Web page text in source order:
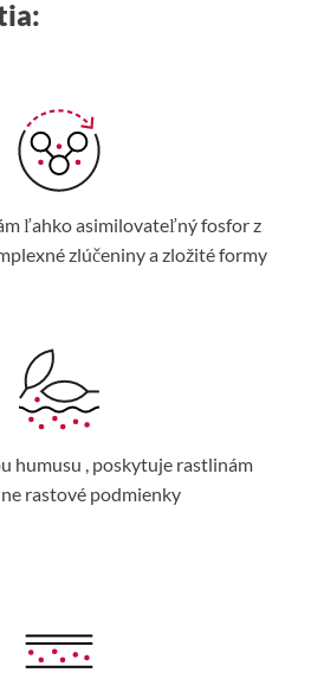
ľahko asimilovateľný fosfor z
zlúčeniny a zložité formy
humusu , poskytuje rastlinám
rastové podmienky